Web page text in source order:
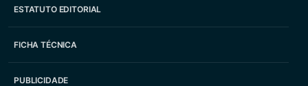
ESTATUTO EDITORIAL
FICHA TÉCNICA
PUBLICIDADE